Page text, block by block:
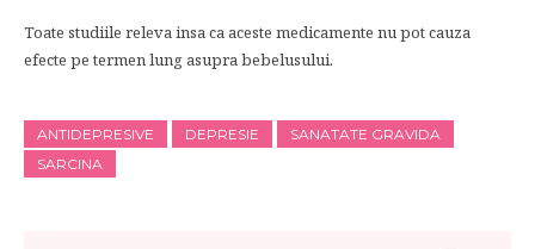
Toate studiile releva insa ca aceste medicamente nu pot cauza
efecte pe termen lung asupra bebelusului.
ANTIDEPRESIVE DEPRESIE
SANATATE GRAVIDA
SARCINA